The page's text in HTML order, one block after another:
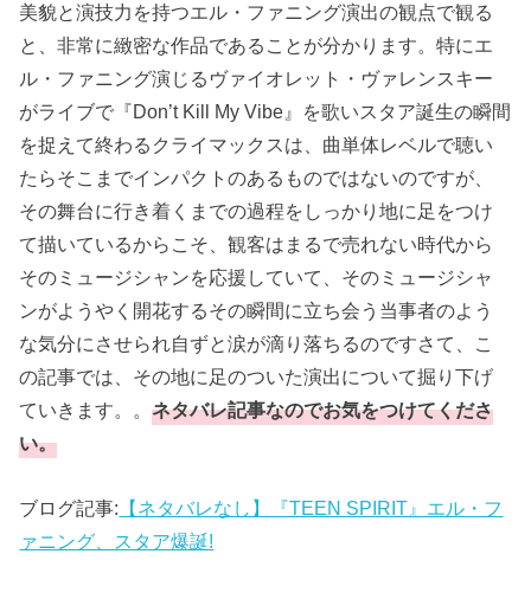
美貌と演技力を持つエル・ファニング演出の観点で観る
と、非常に緻密な作品であることが分かります。特にエ
ル・ファニング演じるヴァイオレット・ヴァレンスキー
がライブで『Don’t Kill My Vibe』を歌いスタア誕生の瞬間
を捉えて終わるクライマックスは、曲単体レベルで聴い
たらそこまでインパクトのあるものではないのですが、
その舞台に行き着くまでの過程をしっかり地に足をつけ
て描いているからこそ、観客はまるで売れない時代から
そのミュージシャンを応援していて、そのミュージシャ
ンがようやく開花するその瞬間に立ち会う当事者のよう
な気分にさせられ自ずと涙が滴り落ちるのですさて、こ
の記事では、その地に足のついた演出について掘り下げ
ていきます。。ネタバレ記事なのでお気をつけてくださ
い。
ブログ記事: 【ネタバレなし】『TEEN SPIRIT』エル・フ
ァニング、スタア爆誕!